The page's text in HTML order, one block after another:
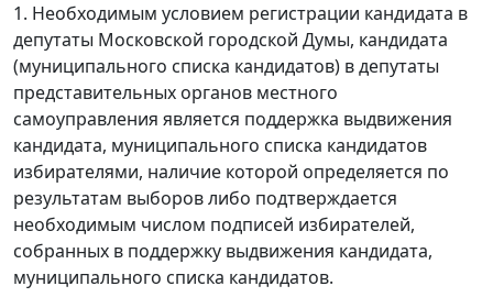
1. Необходимым условием регистрации кандидата в
депутаты Московской городской Думы, кандидата
(муниципального списка кандидатов) в депутаты
представительных органов местного
самоуправления является поддержка выдвижения
кандидата, муниципального списка кандидатов
избирателями, наличие которой определяется по
результатам выборов либо подтверждается
необходимым числом подписей избирателей,
собранных в поддержку выдвижения кандидата,
муниципального списка кандидатов.